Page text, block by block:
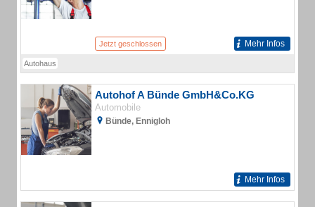
Jetzt geschlossen Mehr Infos
Autohaus
Autohof A Bünde GmbH&Co.KG
Automobile
Bünde, Ennigloh
Mehr Infos